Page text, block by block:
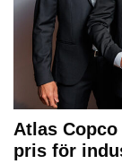
Atlas
pris för